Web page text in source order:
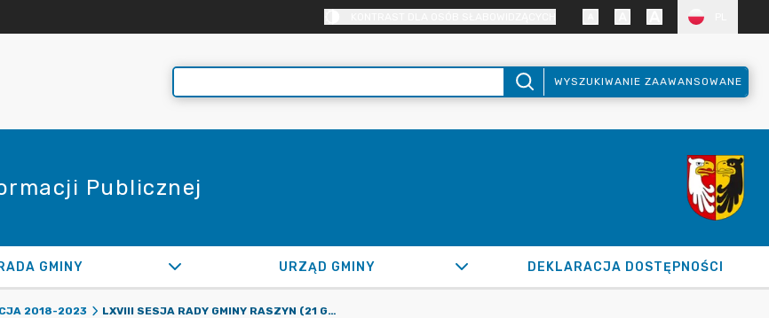
WYSZUKIWANIE ZAAWANSOWANE
Publicznej
GMINY URZĄD GMINY DEKLARACJA DOSTĘPNOŚCI
2018-2023 LXVIII SESJA RADY GMINY RASZYN (21 GRUDNIA 2022 ROKU)